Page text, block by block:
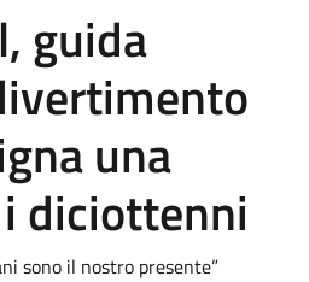
guida
una
diciottenni
sono il nostro presente”